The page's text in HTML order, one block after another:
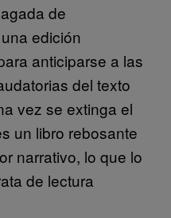
de
edición
anticiparse a las
del texto
vez se extinga el
un libro rebosante
narrativo, lo que lo
de lectura